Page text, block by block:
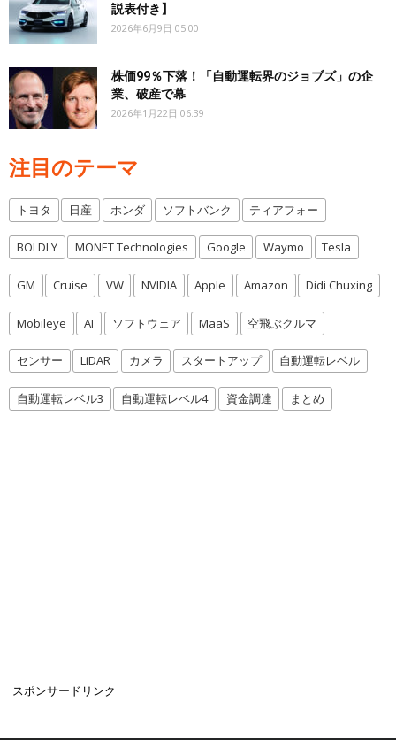
説表付き】
2026年6月9日 05:00
株価99％下落！「自動運転界のジョブズ」の企
業、破産で幕
2026年1月22日 06:39
注目のテーマ
トヨタ 日産 ホンダ ソフトバンク ティアフォー
BOLDLY MONET Technologies Google Waymo Tesla
GM Cruise VW NVIDIA Apple Amazon Didi Chuxing
Mobileye AI ソフトウェア MaaS 空飛ぶクルマ
センサー LiDAR カメラ スタートアップ 自動運転レベル
自動運転レベル3 自動運転レベル4 資金調達 まとめ
スポンサードリンク